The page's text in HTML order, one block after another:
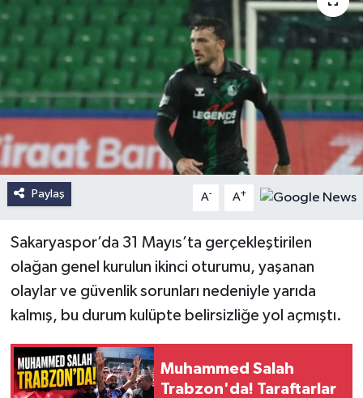
Paylaş A- A+
Sakaryaspor’da 31 Mayıs’ta gerçekleştirilen
olağan genel kurulun ikinci oturumu, yaşanan
olaylar ve güvenlik sorunları nedeniyle yarıda
kalmış, bu durum kulüpte belirsizliğe yol açmıştı.
Muhammed Salah
Trabzon'da! Taraftarlar